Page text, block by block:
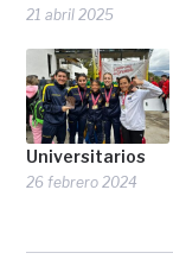
21 abril 2025
Universitarios
26 febrero 2024